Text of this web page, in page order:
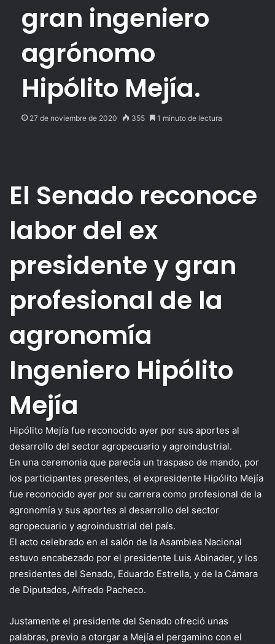
gran ingeniero
agrónomo
Hipólito Mejía.
27 de noviembre de 2020 355 1 minuto de lectura
El Senado reconoce
labor del ex
presidente y gran
profesional de la
agronomía
Ingeniero Hipólito
Mejía
Hipólito Mejía fue reconocido ayer por sus aportes al
desarrollo del sector agropecuario y agroindustrial.
En una ceremonia que parecía un traspaso de mando, por
los participantes presentes, el expresidente Hipólito Mejía
fue reconocido ayer por su carrera como profesional de la
agronomía y sus aportes al desarrollo del sector
agropecuario y agroindustrial del país.
El acto celebrado en el salón de la Asamblea Nacional
estuvo encabezado por el presidente Luis Abinader, y los
presidentes del Senado, Eduardo Estrella, y de la Cámara
de Diputados, Alfredo Pacheco.
Justamente el presidente del Senado ofreció unas
palabras, previo a otorgar a Mejía el pergamino con el